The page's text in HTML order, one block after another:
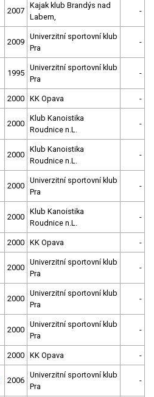
2007
Kajak klub Brandýs nad
Labem,
-
2009
Univerzitní sportovní klub
Pra
-
1995
Univerzitní sportovní klub
Pra
-
2000 KK Opava -
2000
Klub Kanoistika
Roudnice n.L.
-
2000
Klub Kanoistika
Roudnice n.L.
-
2000
Univerzitní sportovní klub
Pra
-
2000
Klub Kanoistika
Roudnice n.L.
-
2000 KK Opava -
2000
Univerzitní sportovní klub
Pra
-
2000
Univerzitní sportovní klub
Pra
-
2000
Univerzitní sportovní klub
Pra
-
2000 KK Opava -
2006
Univerzitní sportovní klub
Pra
-